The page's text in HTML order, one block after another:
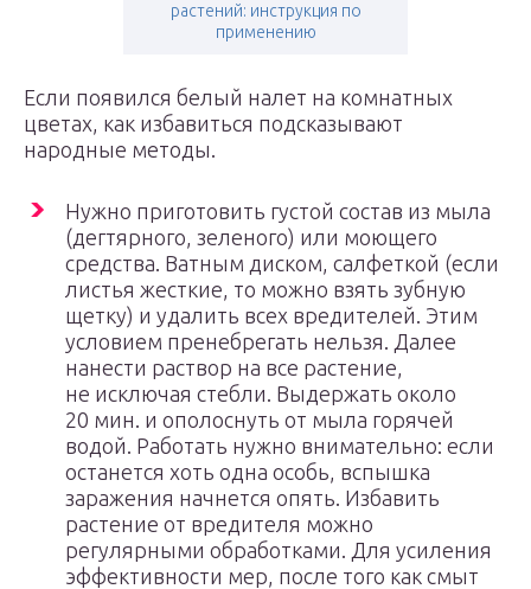
растений: инструкция по
применению
Если появился белый налет на комнатных
цветах, как избавиться подсказывают
народные методы.
Нужно приготовить густой состав из мыла
(дегтярного, зеленого) или моющего
средства. Ватным диском, салфеткой (если
листья жесткие, то можно взять зубную
щетку) и удалить всех вредителей. Этим
условием пренебрегать нельзя. Далее
нанести раствор на все растение,
не исключая стебли. Выдержать около
20 мин. и ополоснуть от мыла горячей
водой. Работать нужно внимательно: если
останется хоть одна особь, вспышка
заражения начнется опять. Избавить
растение от вредителя можно
регулярными обработками. Для усиления
эффективности мер, после того как смыт